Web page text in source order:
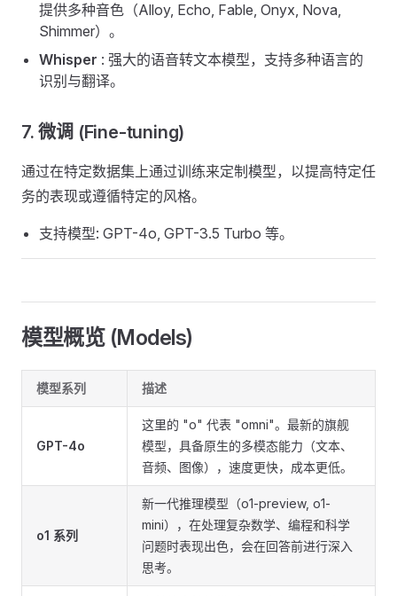
提供多种音色（Alloy, Echo, Fable, Onyx, Nova,
Shimmer）。
Whisper : 强大的语音转文本模型，支持多种语言的
识别与翻译。
7. 微调 (Fine-tuning) ​
通过在特定数据集上通过训练来定制模型，以提高特定任
务的表现或遵循特定的风格。
支持模型: GPT-4o, GPT-3.5 Turbo 等。
模型概览 (Models) ​
模型系列 描述
GPT-4o
这里的 "o" 代表 "omni"。最新的旗舰
模型，具备原生的多模态能力（文本、
音频、图像），速度更快，成本更低。
o1 系列
新一代推理模型（o1-preview, o1-
mini），在处理复杂数学、编程和科学
问题时表现出色，会在回答前进行深入
思考。